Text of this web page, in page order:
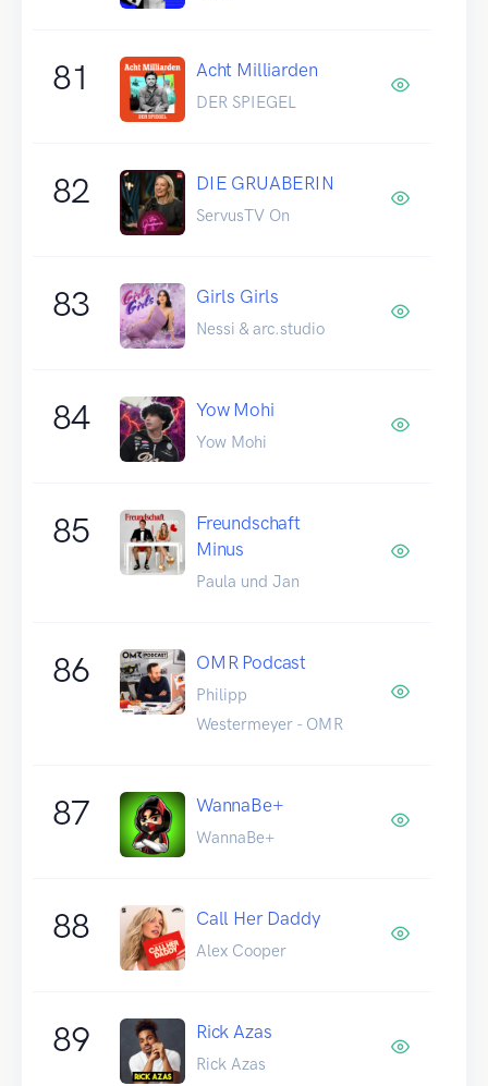
81 Acht Milliarden
DER SPIEGEL
82 DIE GRUABERIN
ServusTV On
83 Girls Girls
Nessi & arc.studio
84 Yow Mohi
Yow Mohi
85
Freundschaft
Minus
Paula und Jan
86 OMR Podcast
Philipp
Westermeyer - OMR
87 WannaBe+
WannaBe+
88 Call Her Daddy
Alex Cooper
89 Rick Azas
Rick Azas